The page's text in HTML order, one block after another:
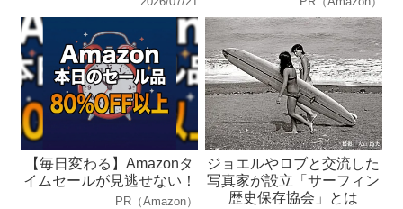
【毎日変わる】Amazonタ
イムセールが見逃せない！
PR（Amazon）
ジョエルやロブと交流した
写真家が設立「サーフィン
歴史保存協会」とは